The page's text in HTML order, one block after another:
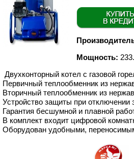
Мощность:
Двухконторный котел с газовой
Первичный теплообменник из
Вторичный теплообменник из
Устройство защиты при отключении
Гарантия бесшумной и плавной
В комплект входит цифровой
Оборудован удобными,